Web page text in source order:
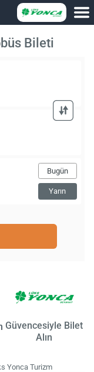
Bileti
Bugün
Yarın
Güvencesiyle Bilet
Alın
Yonca Turizm